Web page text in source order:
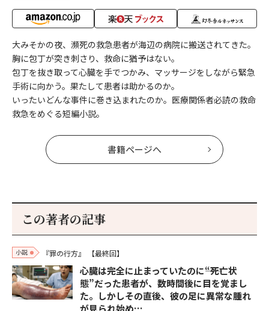
大みそかの夜、瀕死の救急患者が海辺の病院に搬送されてきた。
胸に包丁が突き刺さり、救命に猶予はない。
包丁を抜き取って心臓を手でつかみ、マッサージをしながら緊急
手術に向かう。果たして患者は助かるのか。
いったいどんな事件に巻き込まれたのか。医療関係者必読の救命
救急をめぐる短編小説。
書籍ページへ
この著者の記事
小説 『罪の行方』 【最終回】
心臓は完全に止まっていたのに――“死亡状
態”だった患者が、数時間後に目を覚まし
た。しかしその直後、彼の足に異常な腫れ
が見られ始め…